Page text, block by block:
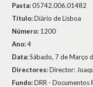
Pasta:05742.006.01482
Título:Diário de Lisboa
Número: 1200
Ano:4
Data:Sábado, 7 de Março
Directores:Director:
Fundo:DRR - Documentos